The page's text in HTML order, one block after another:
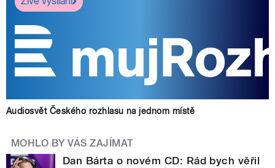
Audiosvět Českého rozhlasu na jednom místě
MOHLO BY VÁS ZAJÍMAT
Dan Bárta o novém CD: Rád bych věřil